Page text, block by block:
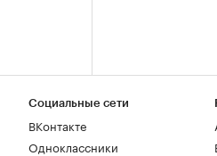
Социальные сети
ВКонтакте
Одноклассники